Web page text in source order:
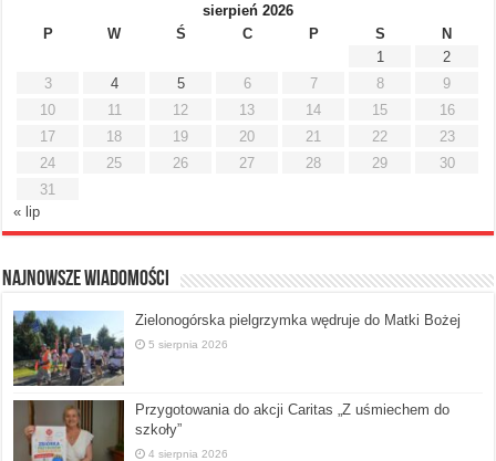
sierpień 2026
P
W Ś C P S
N
1
2
3
4 5 6 7 8
9
10
11 12 13 14 15
16
17
18 19 20 21 22
23
24
25 26 27 28 29
30
31
« lip
Najnowsze Wiadomości
Zielonogórska pielgrzymka wędruje do Matki Bożej
5 sierpnia 2026
Przygotowania do akcji Caritas „Z uśmiechem do
szkoły”
4 sierpnia 2026